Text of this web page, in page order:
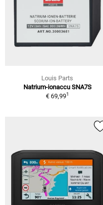
Louis Parts
Natrium-ionaccu SNA7S
€ 69,991